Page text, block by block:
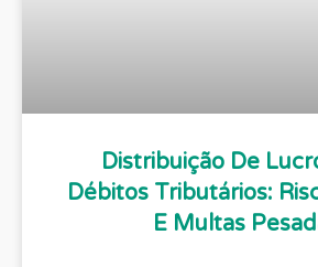
Distribuição De
Débitos Tributários:
E Multas